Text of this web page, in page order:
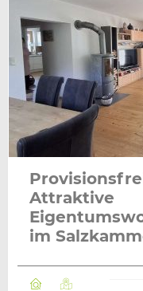
Attraktive
im